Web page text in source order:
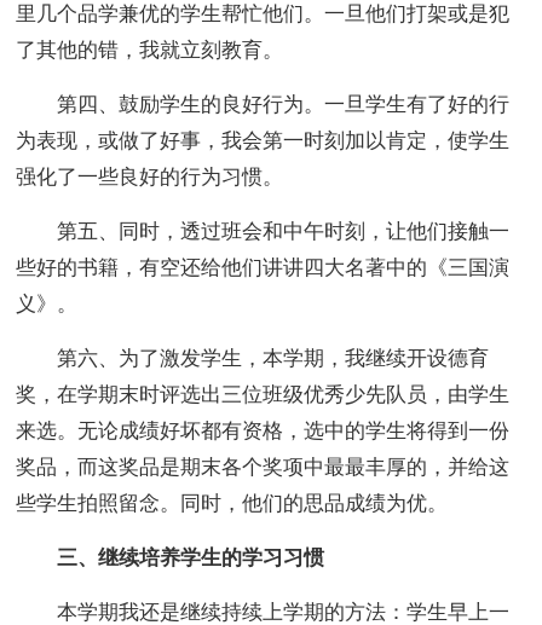
里几个品学兼优的学生帮忙他们。一旦他们打架或是犯
了其他的错，我就立刻教育。
第四、鼓励学生的良好行为。一旦学生有了好的行
为表现，或做了好事，我会第一时刻加以肯定，使学生
强化了一些良好的行为习惯。
第五、同时，透过班会和中午时刻，让他们接触一
些好的书籍，有空还给他们讲讲四大名著中的《三国演
义》。
第六、为了激发学生，本学期，我继续开设德育
奖，在学期末时评选出三位班级优秀少先队员，由学生
来选。无论成绩好坏都有资格，选中的学生将得到一份
奖品，而这奖品是期末各个奖项中最最丰厚的，并给这
些学生拍照留念。同时，他们的思品成绩为优。
三、继续培养学生的学习习惯
本学期我还是继续持续上学期的方法：学生早上一